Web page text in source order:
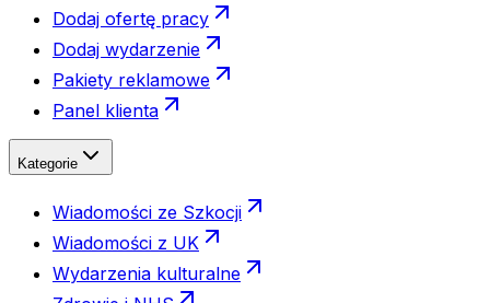
Dodaj ofertę pracy
Dodaj wydarzenie
Pakiety reklamowe
Panel klienta
Kategorie
Wiadomości ze Szkocji
Wiadomości z UK
Wydarzenia kulturalne